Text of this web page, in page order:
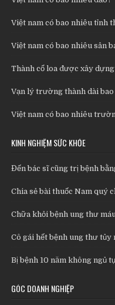
Việt nam có bao nhiêu tỉnh
Việt nam có bao nhiêu sân
Thành cổ loa được xây
Vạn lý trường thành dài
Việt nam có bao nhiêu
KINH NGHIỆM SỨC KHỎE
Đến bác sĩ cũng trị bệnh
Chia sẻ bài thuốc Nam quý
Chữa khỏi bệnh ung thư
Cô gái hết bệnh ung thư
Bị bệnh 10 năm không ngủ
GÓC DOANH NGHIỆP